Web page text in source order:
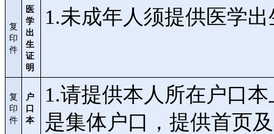
复
印
件
医
学
出
生
证
明
1.未成年人须提供医学
复
印
件
户
口
本
1.请提供本人所在户口
是集体户口，提供首页